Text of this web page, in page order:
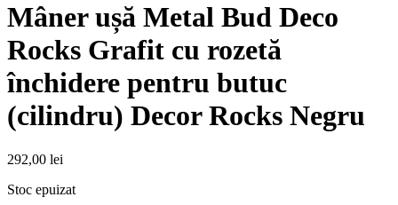
Mâner ușă Metal Bud Deco
Rocks Grafit cu rozetă
închidere pentru butuc
(cilindru) Decor Rocks Negru
292,00 lei
Stoc epuizat